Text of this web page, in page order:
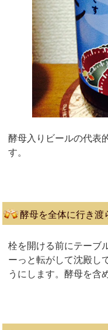
酵母入りビールの代表
す。
酵母を全体に行き渡
栓を開ける前にテーブ
ーっと転がして沈殿し
うにします。酵母を含